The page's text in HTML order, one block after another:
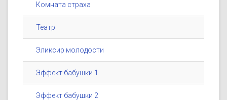
Комната страха
Театр
Эликсир молодости
Эффект бабушки 1
Эффект бабушки 2